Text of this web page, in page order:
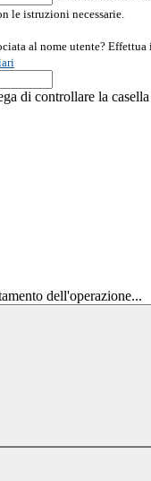
le istruzioni necessarie.
al nome utente? Effettua
di controllare la
dell'operazione...